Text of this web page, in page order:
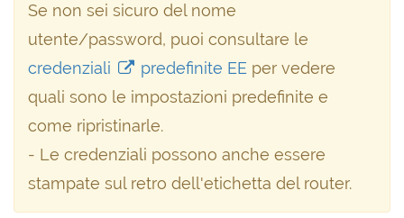
Se non sei sicuro del nome
utente/password, puoi consultare le
credenziali
predefinite EE per vedere
quali sono le impostazioni predefinite e
come ripristinarle.
- Le credenziali possono anche essere
stampate sul retro dell'etichetta del router.